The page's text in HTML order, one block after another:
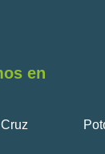
en